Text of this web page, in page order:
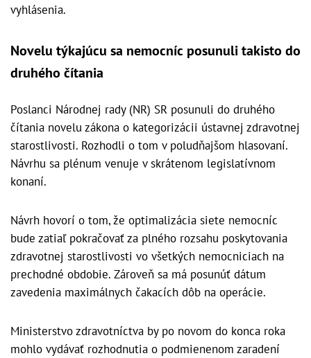
vyhlásenia.
Novelu týkajúcu sa nemocníc posunuli takisto do
druhého čítania
Poslanci Národnej rady (NR) SR posunuli do druhého
čítania novelu zákona o kategorizácii ústavnej zdravotnej
starostlivosti. Rozhodli o tom v poludňajšom hlasovaní.
Návrhu sa plénum venuje v skrátenom legislatívnom
konaní.
Návrh hovorí o tom, že optimalizácia siete nemocníc
bude zatiaľ pokračovať za plného rozsahu poskytovania
zdravotnej starostlivosti vo všetkých nemocniciach na
prechodné obdobie. Zároveň sa má posunúť dátum
zavedenia maximálnych čakacích dôb na operácie.
Ministerstvo zdravotníctva by po novom do konca roka
mohlo vydávať rozhodnutia o podmienenom zaradení